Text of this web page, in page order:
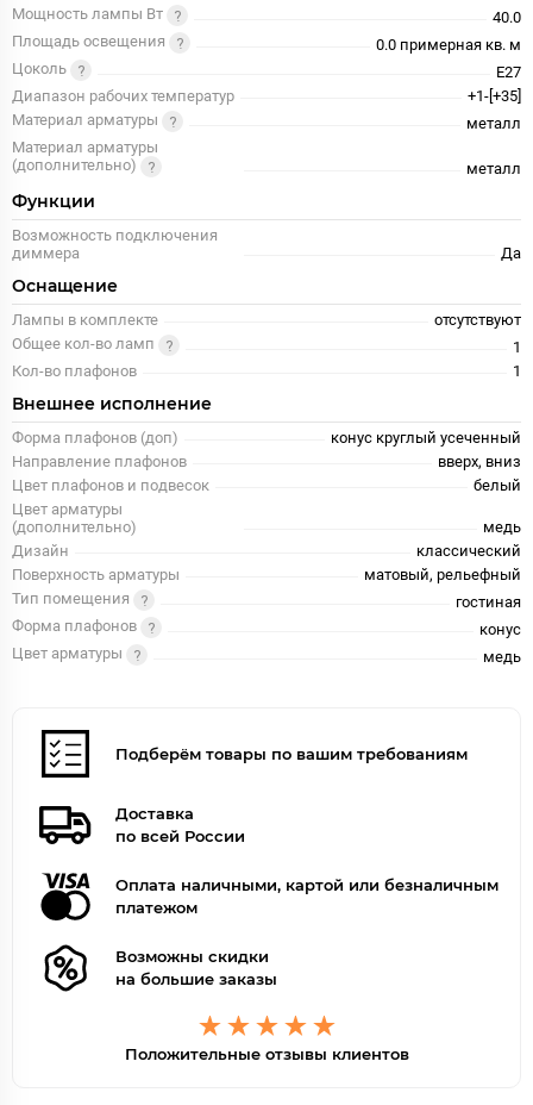
Мощность лампы Вт
40.0
Площадь освещения
0.0 примерная кв. м
Цоколь
E27
Диапазон рабочих температур
+1-[+35]
Материал арматуры
металл
Материал арматуры
(дополнительно)
металл
Функции
Возможность подключения
диммера
Да
Оснащение
Лампы в комплекте
отсутствуют
Общее кол-во ламп
1
Кол-во плафонов
1
Внешнее исполнение
Форма плафонов (доп)
конус круглый усеченный
Направление плафонов
вверх, вниз
Цвет плафонов и подвесок
белый
Цвет арматуры
(дополнительно)
медь
Дизайн
классический
Поверхность арматуры
матовый, рельефный
Тип помещения
гостиная
Форма плафонов
конус
Цвет арматуры
медь
Подберём товары по вашим требованиям
Доставка
по всей России
Оплата наличными, картой или безналичным
платежом
Возможны скидки
на большие заказы
Положительные отзывы клиентов